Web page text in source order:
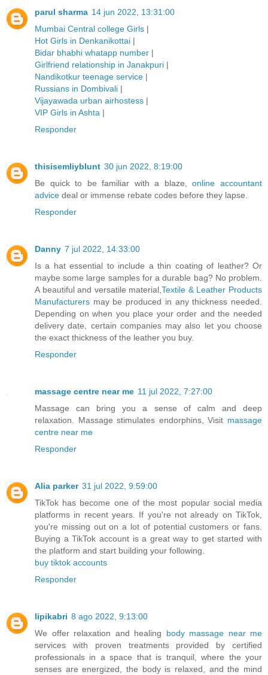
parul sharma 14 jun 2022, 13:31:00
Mumbai Central college Girls |
Hot Girls in Denkanikottai |
Bidar bhabhi whatapp number |
Girlfriend relationship in Janakpuri |
Nandikotkur teenage service |
Russians in Dombivali |
Vijayawada urban airhostess |
VIP Girls in Ashta |
Responder
thisisemliyblunt 30 jun 2022, 8:19:00
Be quick to be familiar with a blaze,online accountant
advice deal or immense rebate codes before they lapse.
Responder
Danny 7 jul 2022, 14:33:00
Is a hat essential to include a thin coating of leather? Or
maybe some large samples for a durable bag? No problem.
A beautiful and versatile material,Textile & Leather Products
Manufacturers may be produced in any thickness needed.
Depending on when you place your order and the needed
delivery date, certain companies may also let you choose
the exact thickness of the leather you buy.
Responder
massage centre near me 11 jul 2022, 7:27:00
Massage can bring you a sense of calm and deep
relaxation. Massage stimulates endorphins, Visit massage
centre near me
Responder
Alia parker 31 jul 2022, 9:59:00
TikTok has become one of the most popular social media
platforms in recent years. If you're not already on TikTok,
you're missing out on a lot of potential customers or fans.
Buying a TikTok account is a great way to get started with
the platform and start building your following.
buy tiktok accounts
Responder
lipikabri 8 ago 2022, 9:13:00
We offer relaxation and healing body massage near me
services with proven treatments provided by certified
professionals in a space that is tranquil, where the your
senses are energized, the body is relaxed, and the mind